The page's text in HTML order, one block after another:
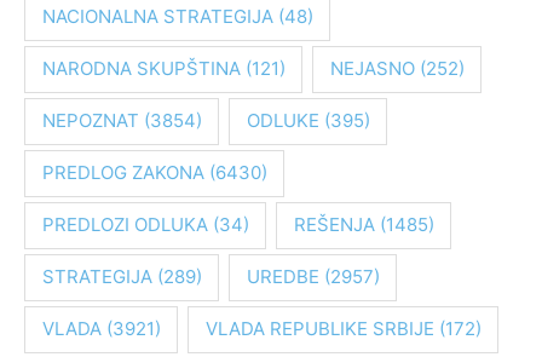
z
NACIONALNA STRATEGIJA(48)
NARODNA SKUPŠTINA(121) NEJASNO(252)
NEPOZNAT (3854) ODLUKE (395)
PREDLOG ZAKONA(6430)
PREDLOZI ODLUKA(34) REŠENJA(1485)
STRATEGIJA(289) UREDBE (2957)
VLADA(3921) VLADA REPUBLIKE SRBIJE (172)